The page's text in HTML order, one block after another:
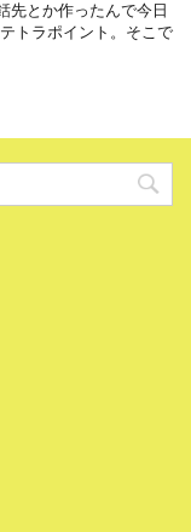
先とか作ったんで今日
トラポイント。そこで